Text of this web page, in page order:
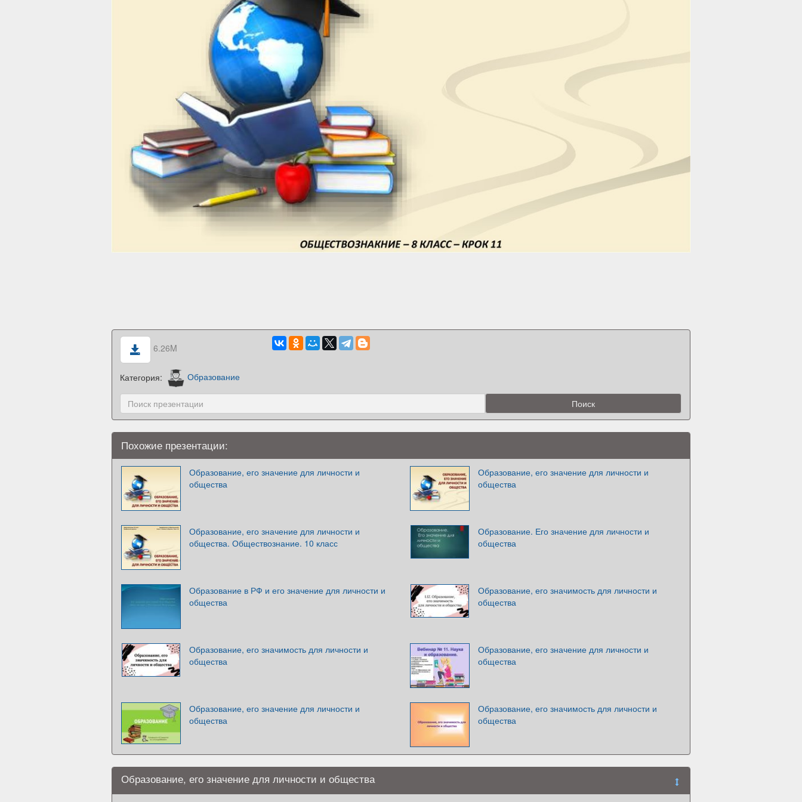
6.26M
Категория: Образование
Похожие презентации:
Образование, его значение для личности и
общества
Образование, его значение для личности и
общества
Образование, его значение для личности и
общества. Обществознание. 10 класс
Образование. Его значение для личности и
общества
Образование в РФ и его значение для личности и
общества
Образование, его значимость для личности и
общества
Образование, его значимость для личности и
общества
Образование, его значение для личности и
общества
Образование, его значение для личности и
общества
Образование, его значимость для личности и
общества
Образование, его значение для личности и общества